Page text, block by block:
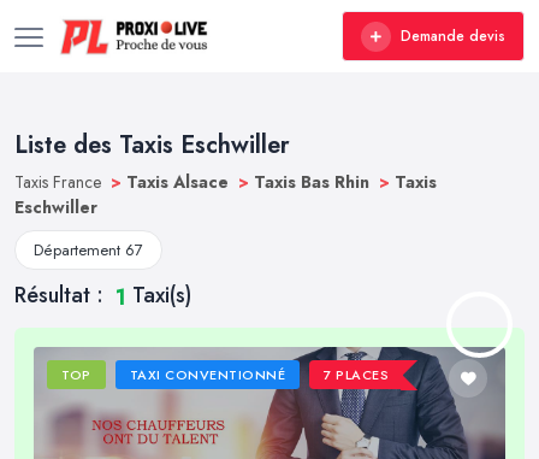
Demande devis
Liste des Taxis Eschwiller
Taxis France > Taxis Alsace > Taxis Bas Rhin > Taxis
Eschwiller
Département 67
Résultat : 1 Taxi(s)
TOP TAXI CONVENTIONNÉ 7 PLACES